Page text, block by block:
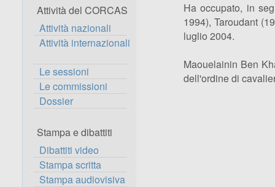
Attività del CORCAS
Attività nazionali
Attività internazionali
Le sessioni
Le commissioni
Dossier
Stampa e dibattiti
Dibattiti video
Stampa scritta
Stampa audiovisiva
Ha occupato, in
1994), Taroudant
luglio 2004.
Maouelainin Ben
dell'ordine di